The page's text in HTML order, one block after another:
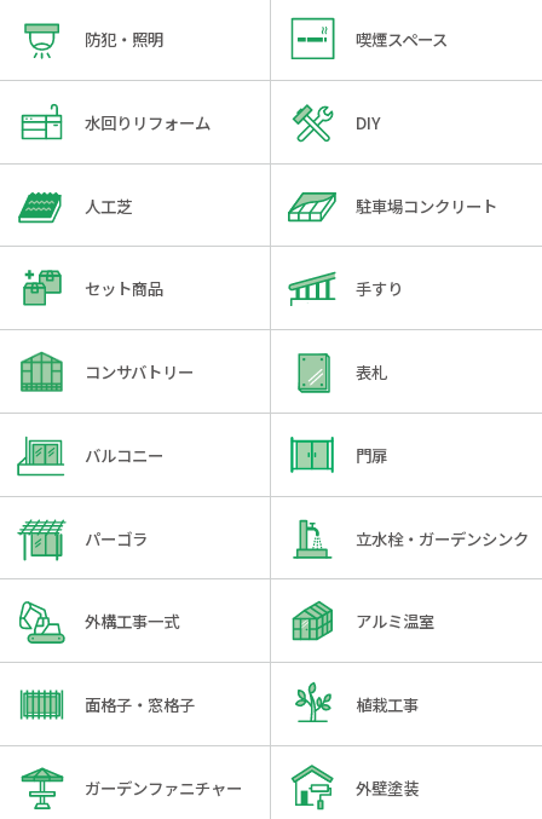
防犯・照明 喫煙スペース
水回りリフォーム DIY
人工芝 駐車場コンクリート
セット商品 手すり
コンサバトリー 表札
バルコニー 門扉
パーゴラ 立水栓・ガーデンシンク
外構工事一式 アルミ温室
面格子・窓格子 植栽工事
ガーデンファニチャー 外壁塗装